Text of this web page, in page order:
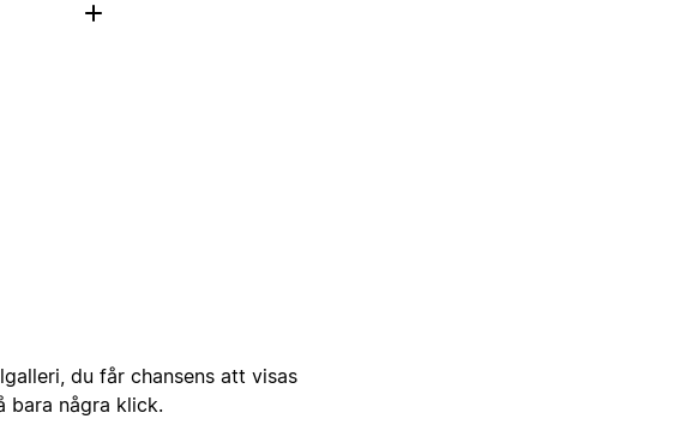
du får chansens att visas
bara några klick.